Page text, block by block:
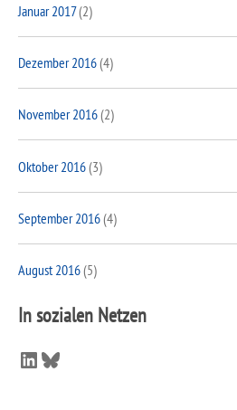
Januar 2017(2)
Dezember 2016(4)
November 2016(2)
Oktober 2016(3)
September 2016(4)
August 2016(5)
In sozialen Netzen
LinkedIn
Bluesky